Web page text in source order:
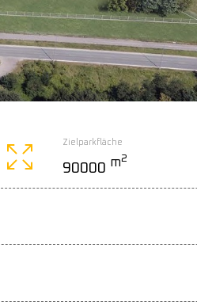
Zielparkfläche
90000 m2